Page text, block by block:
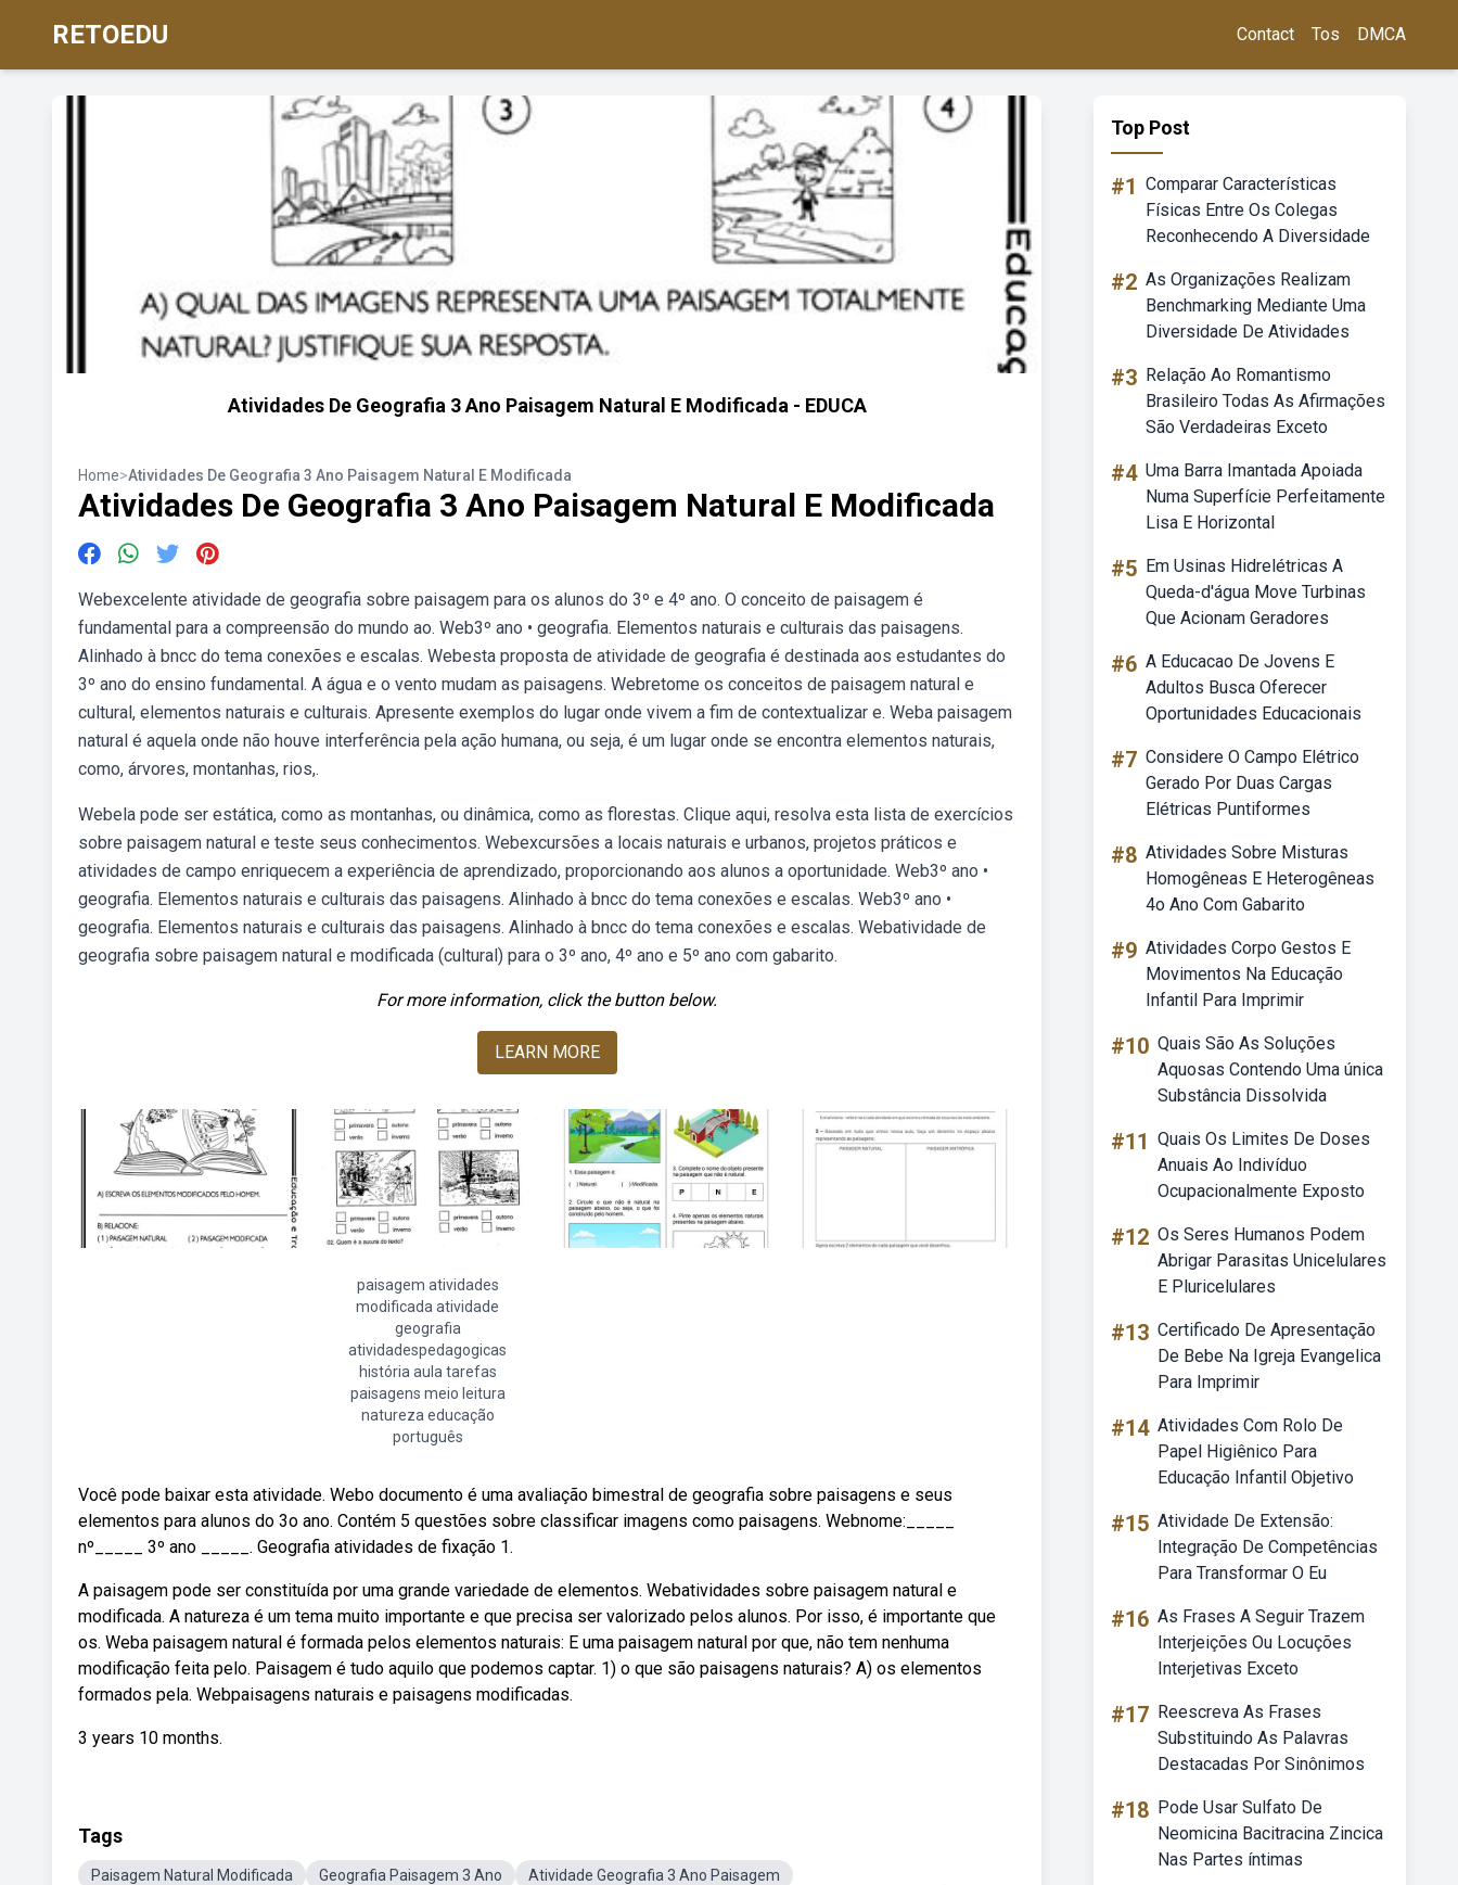
RETOEDU Contact Tos DMCA
Atividades De Geografia 3 Ano Paisagem Natural E Modificada - EDUCA
Home>Atividades De Geografia 3 Ano Paisagem Natural E Modificada
Atividades De Geografia 3 Ano Paisagem Natural E Modificada
Webexcelente atividade de geografia sobre paisagem para os alunos do 3º e 4º ano. O conceito de paisagem é
fundamental para a compreensão do mundo ao. Web3º ano • geografia. Elementos naturais e culturais das paisagens.
Alinhado à bncc do tema conexões e escalas. Webesta proposta de atividade de geografia é destinada aos estudantes do
3º ano do ensino fundamental. A água e o vento mudam as paisagens. Webretome os conceitos de paisagem natural e
cultural, elementos naturais e culturais. Apresente exemplos do lugar onde vivem a fim de contextualizar e. Weba paisagem
natural é aquela onde não houve interferência pela ação humana, ou seja, é um lugar onde se encontra elementos naturais,
como, árvores, montanhas, rios,.
Webela pode ser estática, como as montanhas, ou dinâmica, como as florestas. Clique aqui, resolva esta lista de exercícios
sobre paisagem natural e teste seus conhecimentos. Webexcursões a locais naturais e urbanos, projetos práticos e
atividades de campo enriquecem a experiência de aprendizado, proporcionando aos alunos a oportunidade. Web3º ano •
geografia. Elementos naturais e culturais das paisagens. Alinhado à bncc do tema conexões e escalas. Web3º ano •
geografia. Elementos naturais e culturais das paisagens. Alinhado à bncc do tema conexões e escalas. Webatividade de
geografia sobre paisagem natural e modificada (cultural) para o 3º ano, 4º ano e 5º ano com gabarito.
For more information, click the button below.
LEARN MORE
paisagem atividades
modificada atividade
geografia
atividadespedagogicas
história aula tarefas
paisagens meio leitura
natureza educação
português
Você pode baixar esta atividade. Webo documento é uma avaliação bimestral de geografia sobre paisagens e seus
elementos para alunos do 3o ano. Contém 5 questões sobre classificar imagens como paisagens. Webnome:_____
nº_____ 3º ano _____. Geografia atividades de fixação 1.
A paisagem pode ser constituída por uma grande variedade de elementos. Webatividades sobre paisagem natural e
modificada. A natureza é um tema muito importante e que precisa ser valorizado pelos alunos. Por isso, é importante que
os. Weba paisagem natural é formada pelos elementos naturais: E uma paisagem natural por que, não tem nenhuma
modificação feita pelo. Paisagem é tudo aquilo que podemos captar. 1) o que são paisagens naturais? A) os elementos
formados pela. Webpaisagens naturais e paisagens modificadas.
3 years 10 months.
Tags
Paisagem Natural Modificada Geografia Paisagem 3 Ano
Atividade Geografia 3 Ano Paisagem
Top Post
#1 Comparar Características
Físicas Entre Os Colegas
Reconhecendo A Diversidade
#2 As Organizações Realizam
Benchmarking Mediante Uma
Diversidade De Atividades
#3 Relação Ao Romantismo
Brasileiro Todas As Afirmações
São Verdadeiras Exceto
#4 Uma Barra Imantada Apoiada
Numa Superfície Perfeitamente
Lisa E Horizontal
#5 Em Usinas Hidrelétricas A
Queda-d'água Move Turbinas
Que Acionam Geradores
#6 A Educacao De Jovens E
Adultos Busca Oferecer
Oportunidades Educacionais
#7 Considere O Campo Elétrico
Gerado Por Duas Cargas
Elétricas Puntiformes
#8 Atividades Sobre Misturas
Homogêneas E Heterogêneas
4o Ano Com Gabarito
#9 Atividades Corpo Gestos E
Movimentos Na Educação
Infantil Para Imprimir
#10 Quais São As Soluções
Aquosas Contendo Uma única
Substância Dissolvida
#11 Quais Os Limites De Doses
Anuais Ao Indivíduo
Ocupacionalmente Exposto
#12 Os Seres Humanos Podem
Abrigar Parasitas Unicelulares
E Pluricelulares
#13 Certificado De Apresentação
De Bebe Na Igreja Evangelica
Para Imprimir
#14 Atividades Com Rolo De
Papel Higiênico Para
Educação Infantil Objetivo
#15 Atividade De Extensão:
Integração De Competências
Para Transformar O Eu
#16 As Frases A Seguir Trazem
Interjeições Ou Locuções
Interjetivas Exceto
#17 Reescreva As Frases
Substituindo As Palavras
Destacadas Por Sinônimos
#18 Pode Usar Sulfato De
Neomicina Bacitracina Zincica
Nas Partes íntimas